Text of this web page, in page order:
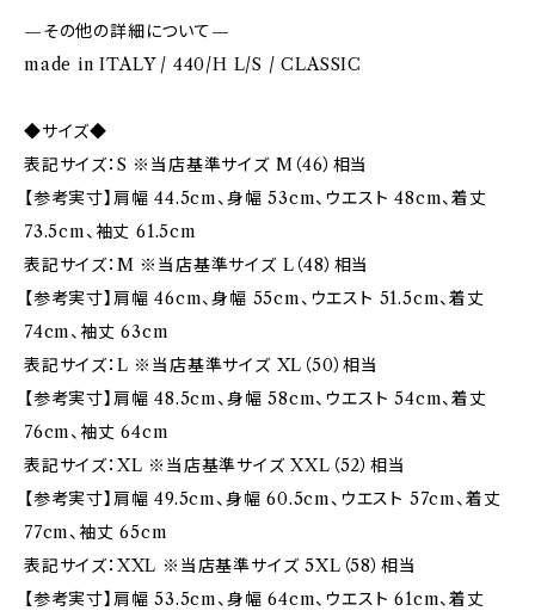
—その他の詳細について—
made in ITALY / 440/H L/S / CLASSIC
◆サイズ◆
表記サイズ：S ※当店基準サイズ M（46）相当
【参考実寸】肩幅 44.5cm、身幅 53cm、ウエスト 48cm、着丈
73.5cm、袖丈 61.5cm
表記サイズ：M ※当店基準サイズ L（48）相当
【参考実寸】肩幅 46cm、身幅 55cm、ウエスト 51.5cm、着丈
74cm、袖丈 63cm
表記サイズ：L ※当店基準サイズ XL（50）相当
【参考実寸】肩幅 48.5cm、身幅 58cm、ウエスト 54cm、着丈
76cm、袖丈 64cm
表記サイズ：XL ※当店基準サイズ XXL（52）相当
【参考実寸】肩幅 49.5cm、身幅 60.5cm、ウエスト 57cm、着丈
77cm、袖丈 65cm
表記サイズ：XXL ※当店基準サイズ 5XL（58）相当
【参考実寸】肩幅 53.5cm、身幅 64cm、ウエスト 61cm、着丈